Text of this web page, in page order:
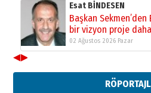
Bir fotoğraf, bir şehir,
gazeteci… Dizginler
elinde?
31 Mart 2026 Salı
A. Berhan Yılmaz
SEÇİYORSUNUZ…
ATATÜRK
◀▶